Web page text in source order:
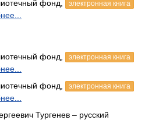
фонд, электронная книга
фонд, электронная книга
фонд, электронная книга
Тургенев – русский